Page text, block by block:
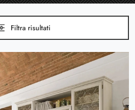
Filtra risultati